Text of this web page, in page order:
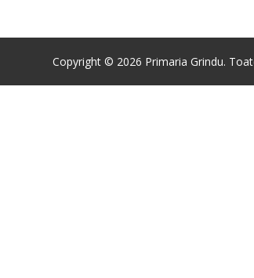
Copyright © 2026 Primaria Grindu.